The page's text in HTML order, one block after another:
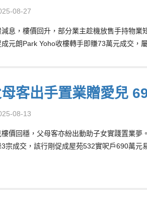
08-27
減息，樓價回升，部分業主趁機放售手持物
成元朗Park Yoho收樓轉手即賺73萬元成交，
客出手置業贈愛兒
08-13
樓價回穩，父母客亦紛出動助子女實踐置業
3宗成交，該行剛促成屋苑532實呎戶690萬